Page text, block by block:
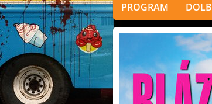
PROGRAM